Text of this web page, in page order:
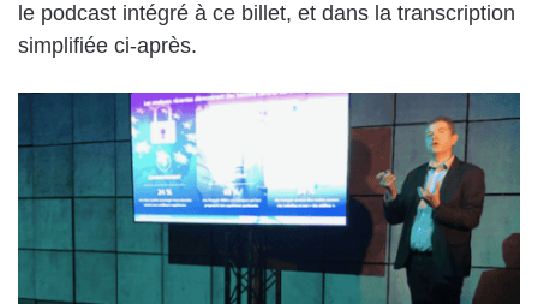
le podcast intégré à ce billet, et dans la transcription
simplifiée ci-après.